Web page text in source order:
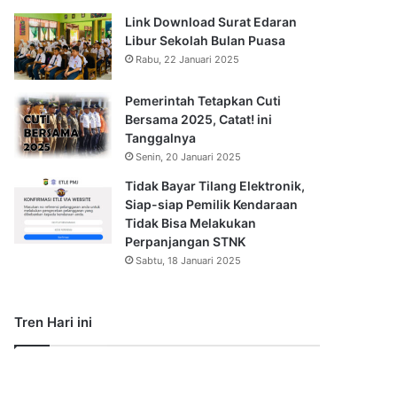
Link Download Surat Edaran
Libur Sekolah Bulan Puasa
Rabu, 22 Januari 2025
Pemerintah Tetapkan Cuti
Bersama 2025, Catat! ini
Tanggalnya
Senin, 20 Januari 2025
Tidak Bayar Tilang Elektronik,
Siap-siap Pemilik Kendaraan
Tidak Bisa Melakukan
Perpanjangan STNK
Sabtu, 18 Januari 2025
Tren Hari ini